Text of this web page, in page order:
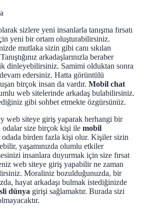
sizlere yeni insanlarla tanışma fırsatı
yeni bir ortam oluşturabilirsiniz.
mutlaka sizin gibi canı sıkılan
arkadaşlarınızla beraber
dinleyebilirsiniz. Samimi olduktan sonra
edersiniz. Hatta görüntülü
birçok insan da vardır. Mobil chat
web sitelerinde arkadaş bulabilirsiniz.
gibi sohbet etmekte özgürsünüz.
web siteye giriş yaparak herhangi bir
size birçok kişi ile mobil
odada birden fazla kişi olur. Kişiler sizin
yaşamınızda olumlu etkiler
insanlara duyurmak için size fırsat
web siteye giriş yapabilir ne zaman
Moraliniz bozulduğunuzda, bir
hayat arkadaşı bulmak istediğinizde
dünya girişi sağlamaktır. Burada sizi